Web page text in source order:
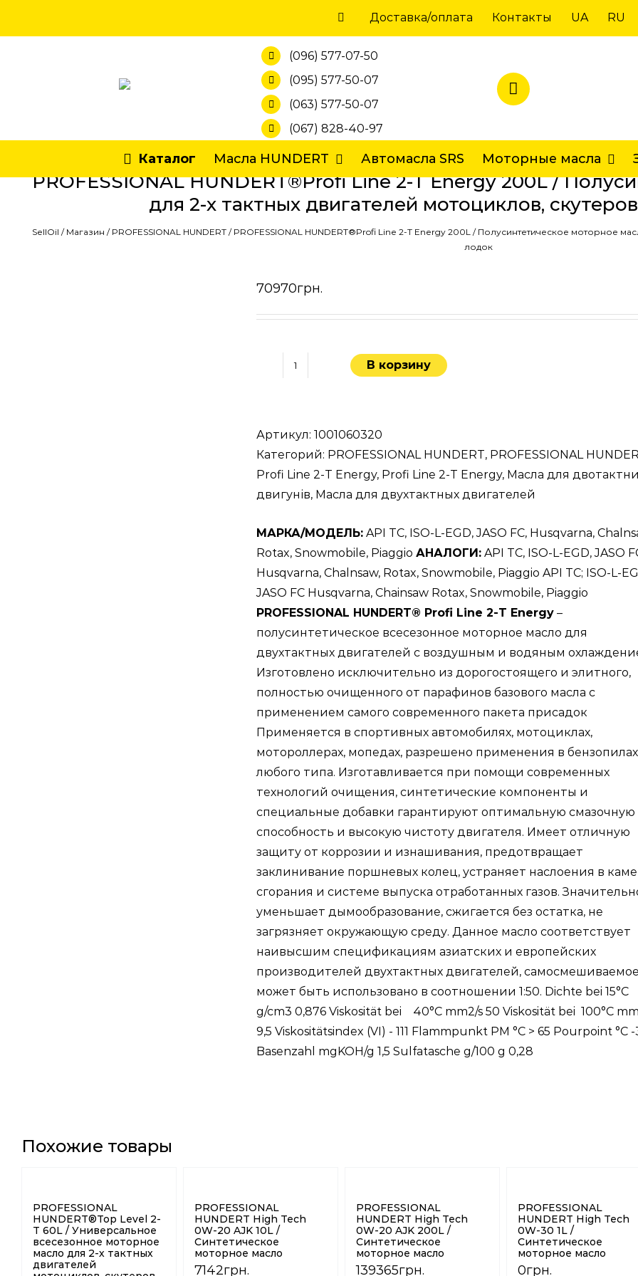
Доставка/оплата Контакты UA RU
(096) 577-07-50
(095) 577-50-07
(063) 577-50-07
(067) 828-40-97
Каталог Масла HUNDERT Автомасла SRS Моторные масла
PROFESSIONAL HUNDERT®Profi Line 2-Т Energy 200L /
для 2-х тактных двигателей мотоциклов,
SellOil / Магазин / PROFESSIONAL HUNDERT/ PROFESSIONAL HUNDERT®Profi Line 2-Т Energy 200L / Полусинтетическое моторное
лодок
70970грн.
Количество
HUNDERT®Profi
Line
2-
Т
200L
/
Полусинтетическое
моторное
масло
для
2-
х
тактных
двигателей
мотоциклов,
скутеров,
моторных
лодок
В корзину
Артикул: 1001060320
Категорий: PROFESSIONAL HUNDERT, PROFESSIONAL
Profi Line 2-Т Energy, Profi Line 2-Т Energy, Масла для
двигунів, Масла для двухтактных двигателей
МАРКА/МОДЕЛЬ: API TC, ISO-L-EGD, JASO FC, Husqvarna,
Rotax, Snowmobile, Piaggio АНАЛОГИ: API TC, ISO-L-EGD, JASO
Husqvarna, Chalnsaw, Rotax, Snowmobile, Piaggio API ТС; ISO-L-
JASO FC Husqvarna, Chainsaw Rotax, Snowmobile, Piaggio
PROFESSIONAL HUNDERT® Profi Line 2-Т Energy –
полусинтетическое всесезонное моторное масло для
двухтактных двигателей с воздушным и водяным
Изготовлено исключительно из дорогостоящего и элитного,
полностью очищенного от парафинов базового масла с
применением самого современного пакета присадок
Применяется в спортивных автомобилях, мотоциклах,
мотороллерах, мопедах, разрешено применения в бензопилах
любого типа. Изготавливается при помощи современных
технологий очищения, синтетические компоненты и
специальные добавки гарантируют оптимальную смазочную
способность и высокую чистоту двигателя. Имеет отличную
защиту от коррозии и изнашивания, предотвращает
заклинивание поршневых колец, устраняет наслоения в
сгорания и системе выпуска отработанных газов.
уменьшает дымообразование, сжигается без остатка, не
загрязняет окружающую среду. Данное масло соответствует
наивысшим спецификациям азиатских и европейских
производителей двухтактных двигателей,
может быть использовано в соотношении 1:50. Dichte bei 15°C
g/cm3 0,876 Viskosität bei 40°C mm2/s 50 Viskosität bei 100°C
9,5 Viskositätsindex (VI) - 111 Flammpunkt PM °C > 65 Pourpoint °C -
Basenzahl mgKOH/g 1,5 Sulfatasche g/100 g 0,28
Похожие товары
PROFESSIONAL
HUNDERT®Top Level 2-
T 60L / Универсальное
всесезонное моторное
масло для 2-х тактных
двигателей
PROFESSIONAL
HUNDERT High Tech
0W-20 AJK 10L /
Синтетическое
моторное масло
7142грн.
PROFESSIONAL
HUNDERT High Tech
0W-20 AJK 200L /
Синтетическое
моторное масло
139365грн.
PROFESSIONAL
HUNDERT High Tech
0W-30 1L /
Синтетическое
моторное масло
0грн.